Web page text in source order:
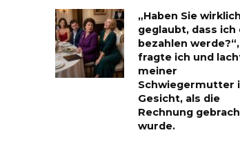
„Haben Sie wirklich
geglaubt, dass ich
bezahlen werde?“,
fragte ich und
meiner
Schwiegermutter
Gesicht, als die
Rechnung
wurde.